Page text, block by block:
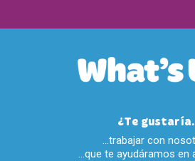
¿Te
…trabajar con
…que te ayudáramos en